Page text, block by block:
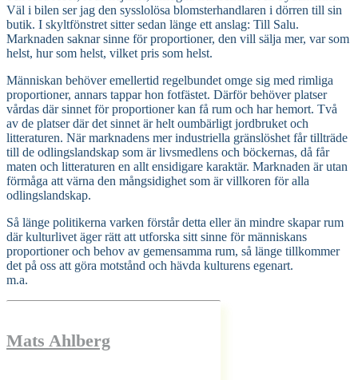
Väl i bilen ser jag den sysslolösa blomsterhandlaren i dörren till sin
butik. I skyltfönstret sitter sedan länge ett anslag: Till Salu.
Marknaden saknar sinne för proportioner, den vill sälja mer, var som
helst, hur som helst, vilket pris som helst.
Människan behöver emellertid regelbundet omge sig med rimliga
proportioner, annars tappar hon fotfästet. Därför behöver platser
vårdas där sinnet för proportioner kan få rum och har hemort. Två
av de platser där det sinnet är helt oumbärligt jordbruket och
litteraturen. När marknadens mer industriella gränslöshet får tillträde
till de odlingslandskap som är livsmedlens och böckernas, då får
maten och litteraturen en allt ensidigare karaktär. Marknaden är utan
förmåga att värna den mångsidighet som är villkoren för alla
odlingslandskap.
Så länge politikerna varken förstår detta eller än mindre skapar rum
där kulturlivet äger rätt att utforska sitt sinne för människans
proportioner och behov av gemensamma rum, så länge tillkommer
det på oss att göra motstånd och hävda kulturens egenart.
m.a.
Mats Ahlberg